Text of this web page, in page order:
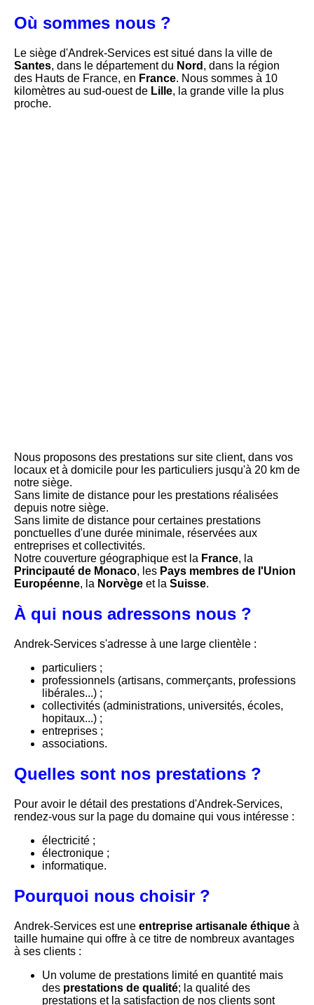
Où sommes nous ?
Le siège d'Andrek-Services est situé dans la ville de
Santes, dans le département du Nord , dans la région
des Hauts de France, en France. Nous sommes à 10
kilomètres au sud-ouest de Lille, la grande ville la plus
proche.
Nous proposons des prestations sur site client, dans vos
locaux et à domicile pour les particuliers jusqu'à 20 km de
notre siège.
Sans limite de distance pour les prestations réalisées
depuis notre siège.
Sans limite de distance pour certaines prestations
ponctuelles d'une durée minimale, réservées aux
entreprises et collectivités.
Notre couverture géographique est la France, la
Principauté de Monaco, les Pays membres de l'Union
Européenne, la Norvège et la Suisse.
À qui nous adressons nous ?
Andrek-Services s'adresse à une large clientèle :
particuliers ;
professionnels (artisans, commerçants, professions
libérales...) ;
collectivités (administrations, universités, écoles,
hopitaux...) ;
entreprises ;
associations.
Quelles sont nos prestations ?
Pour avoir le détail des prestations d'Andrek-Services,
rendez-vous sur la page du domaine qui vous intéresse :
électricité ;
électronique ;
informatique.
Pourquoi nous choisir ?
Andrek-Services est une entreprise artisanale éthique à
taille humaine qui offre à ce titre de nombreux avantages
à ses clients :
Un volume de prestations limité en quantité mais
des prestations de qualité; la qualité des
prestations et la satisfaction de nos clients sont